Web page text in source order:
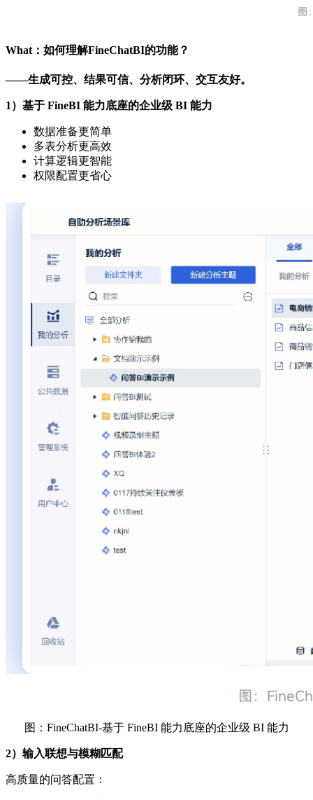
What：如何理解FineChatBI的功能？
——生成可控、结果可信、分析闭环、交互友好。
1）基于 FineBI 能力底座的企业级 BI 能力
数据准备更简单
多表分析更高效
计算逻辑更智能
权限配置更省心
图：FineChatBI-基于 FineBI 能力底座的企业级 BI 能力
2）输入联想与模糊匹配
高质量的问答配置：